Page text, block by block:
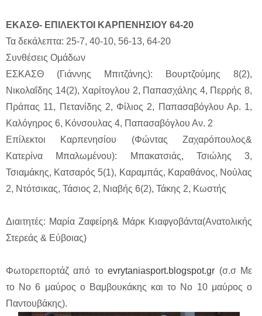
ΕΚΑΣΘ- ΕΠΙΛΕΚΤΟΙ ΚΑΡΠΕΝΗΣΙΟΥ 64-20
Τα δεκάλεπτα: 25-7, 40-10, 56-13, 64-20
Συνθέσεις Ομάδων
ΕΣΚΑΣΘ (Γιάννης Μπιτζάνης): Βουρτζούμης 8(2),
Νικολαΐδης 14(2), Χαρίτογλου 2, Παπασχάλης 4, Περρής 8,
Πράπας 11, Πετανίδης 2, Φίλιος 2, Παπασαβόγλου Αρ. 1,
Καλόγηρος 6, Κόνσουλας 4, Παπασαβόγλου Αν. 2
Επίλεκτοι Καρπενησίου (Φώντας Ζαχαρόπουλος&
Κατερίνα Μπαλωμένου): Μπακατσιάς, Τσιώλης 3,
Τσιαμάκης, Κατσαρός 5(1), Καραμπάς, Καραθάνος, Νούλας
2, Ντότσικας, Τάσιος 2, Νιαβής 6(2), Τάκης 2, Κωστής
Διαιτητές: Μαρία Ζαφείρη& Μάρκ Κιαφγοβάντα(Ανατολικής
Στερεάς & Εύβοιας)
Φωτορεπορτάζ από τοevrytaniasport.blogspot.gr (σ.σ Με
το Νο 6 μαύρος ο Βαμβουκάκης και το Νο 10 μαύρος ο
Παντουβάκης).